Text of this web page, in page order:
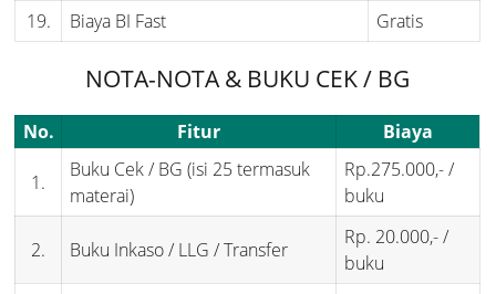
19.
Biaya BI Fast Gratis
NOTA-NOTA & BUKU CEK / BG
No. Fitur Biaya
1.
Buku Cek / BG (isi 25 termasuk
materai)
Rp.275.000,- /
buku
2. Buku Inkaso / LLG / Transfer
Rp. 20.000,- /
buku